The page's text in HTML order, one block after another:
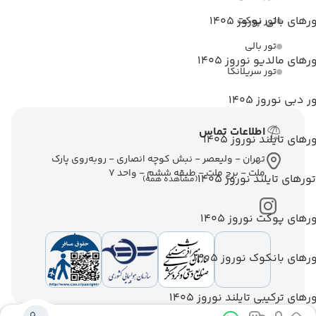
بالی نوروز 1405
مالدیو نوروز 1405
دبی نوروز 1405
تایلند نوروز 1405
تورهای تایلند نوروز 1405 (مشاهده همه)
پوکت نوروز 1405
بانکوک نوروز 1405
ترکیبی تایلند نوروز 1405
تور پوکت
تور بالی
تور سریلانکا
اطلاعات تماس
تهران - ولیعصر - نبش کوچه انصاری - روبه‌روی پارک
ملت - برج ملت - طبقه ششم - واحد 7